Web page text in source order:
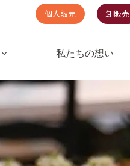
個人販売 卸販売
私たちの想い